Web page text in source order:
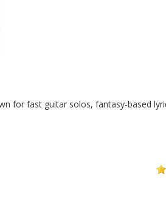
for fast guitar solos, fantasy-based